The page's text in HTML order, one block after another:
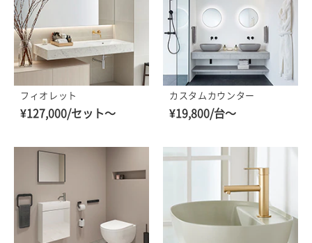
フィオレット
¥127,000/セット～
カスタムカウンター
¥19,800/台～